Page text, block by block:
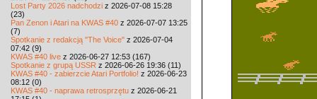
Lost Party 2026 nadchodzi z 2026-07-08 15:28
(23)
Pan Zenon i Atari na KWAS #40 z 2026-07-07 13:25
(7)
Spotkanie z redakcją "The Voice" z 2026-07-04
07:42 (9)
KWAS #40 live z 2026-06-27 12:53 (167)
Spotkanie z grupą USSR z 2026-06-26 19:36 (11)
KWAS #40 - zabierzcie Atari Portfolio! z 2026-06-23
08:12 (0)
KWAS #40 - naprawa retrosprzętu z 2026-06-21